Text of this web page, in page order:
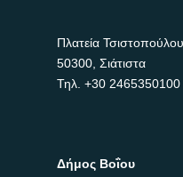
Πλατεία
50300, Σιάτιστα
Τηλ. +30 2465350100
Δήμος Βοΐου